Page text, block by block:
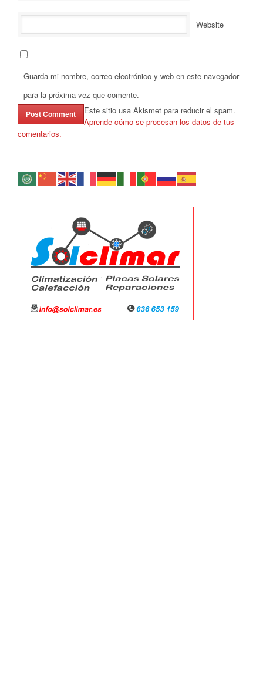
Website
Guarda mi nombre, correo electrónico y web en este navegador
para la próxima vez que comente.
Este sitio usa Akismet para reducir el spam.
Aprende cómo se procesan los datos de tus
comentarios.